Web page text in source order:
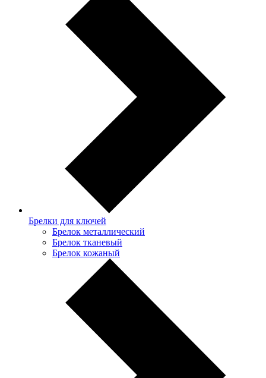
Брелки для ключей
Брелок металлический
Брелок тканевый
Брелок кожаный